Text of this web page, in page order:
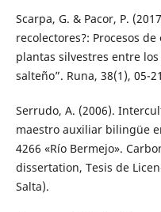
Scarpa, G. & Pacor, P.
recolectores?: Procesos
plantas silvestres entre
salteño”. Runa, 38(1), 05-
Serrudo, A. (2006).
maestro auxiliar bilingüe
4266 «Río Bermejo».
dissertation, Tesis de
Salta).